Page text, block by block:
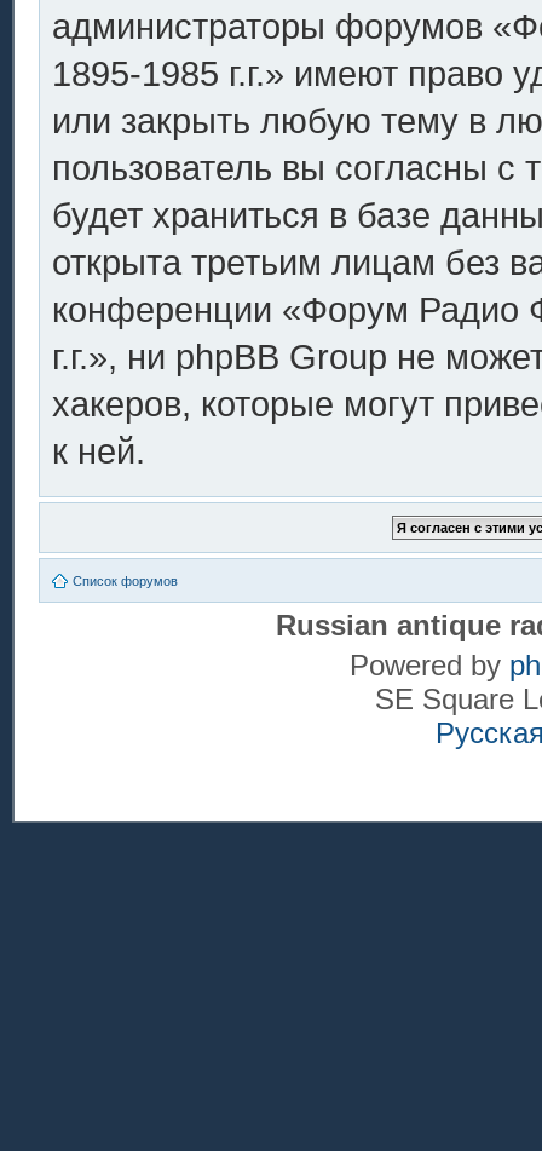
администраторы форумов
1895-1985 г.г.» имеют право
или закрыть любую тему в
пользователь вы согласны
будет храниться в базе
открыта третьим лицам без
конференции «Форум Радио
г.г.», ни phpBB Group не
хакеров, которые могут
к ней.
Список форумов
Russian antique
Powered by
SE Square